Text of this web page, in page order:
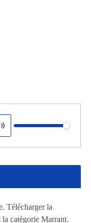
Mute
Volume
Télécharger la
catégorie Marrant.